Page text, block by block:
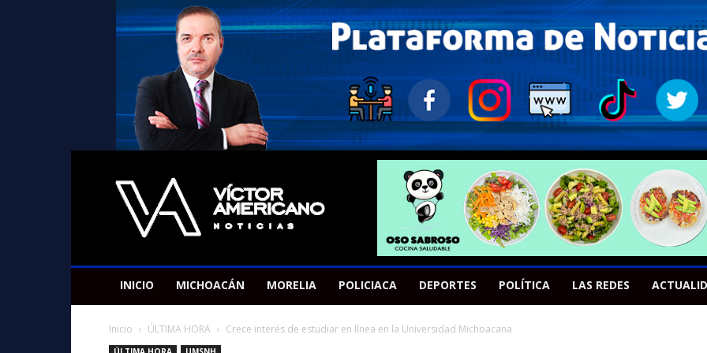
Americano
Victor
INICIO MICHOACÁN MORELIA POLICIACA DEPORTES POLÍTICA LAS REDES
Inicio ÚLTIMA HORA Crece interés de estudiar en línea en la Universidad Michoacana